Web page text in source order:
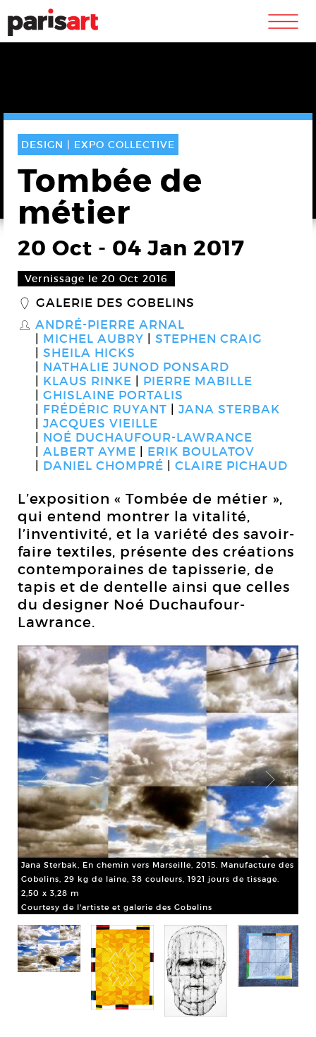
m
DESIGN | EXPO COLLECTIVE
Tombée de
métier
20 Oct - 04 Jan 2017
Vernissage le 20 Oct 2016
_ GALERIE DES GOBELINS
S ANDRÉ-PIERRE ARNAL
MICHEL AUBRY
STEPHEN CRAIG
SHEILA HICKS
NATHALIE JUNOD PONSARD
KLAUS RINKE
PIERRE MABILLE
GHISLAINE PORTALIS
FRÉDÉRIC RUYANT
JANA STERBAK
JACQUES VIEILLE
NOÉ DUCHAUFOUR-LAWRANCE
ALBERT AYME
ERIK BOULATOV
DANIEL CHOMPRÉ
CLAIRE PICHAUD
L’exposition « Tombée de métier »,
qui entend montrer la vitalité,
l’inventivité, et la variété des savoir-
faire textiles, présente des créations
contemporaines de tapisserie, de
tapis et de dentelle ainsi que celles
du designer Noé Duchaufour-
Lawrance.
Jana Sterbak, En chemin vers Marseille, 2015. Manufacture des
Gobelins, 29 kg de laine, 38 couleurs, 1921 jours de tissage.
2,50 x 3,28 m
Courtesy de l'artiste et galerie des Gobelins